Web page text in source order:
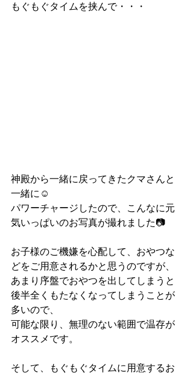
もぐもぐタイムを挟んで・・・
神殿から一緒に戻ってきたクマさんと
一緒に☺︎
パワーチャージしたので、こんなに元
気いっぱいのお写真が撮れました📷
お子様のご機嫌を心配して、おやつな
どをご用意されるかと思うのですが、
あまり序盤でおやつを出してしまうと
後半全くもたなくなってしまうことが
多いので、
可能な限り、無理のない範囲で温存が
オススメです。
そして、もぐもぐタイムに用意するお